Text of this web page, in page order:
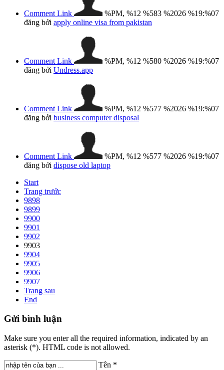
Comment Link
%PM, %12 %583 %2026 %19:%07
đăng bởi apply online visa from pakistan
Comment Link
%PM, %12 %580 %2026 %19:%07
đăng bởi Undress.app
Comment Link
%PM, %12 %577 %2026 %19:%07
đăng bởi business computer disposal
Comment Link
%PM, %12 %577 %2026 %19:%07
đăng bởi dispose old laptop
Start
Trang trước
9898
9899
9900
9901
9902
9903
9904
9905
9906
9907
Trang sau
End
Gửi bình luận
Make sure you enter all the required information, indicated by an
asterisk (*). HTML code is not allowed.
Tên *